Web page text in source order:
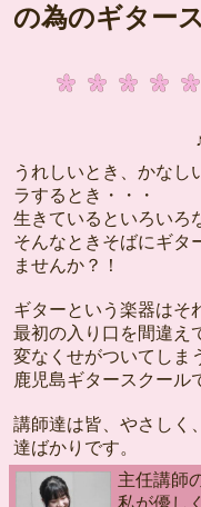
の為のギター
うれしいとき、かなし
ラするとき・・・
生きているといろいろ
そんなときそばにギタ
ませんか？！
ギターという楽器はそ
最初の入り口を間違え
変なくせがついてしま
鹿児島ギタースクール
講師達は皆、やさしく
達ばかりです。
主任講師